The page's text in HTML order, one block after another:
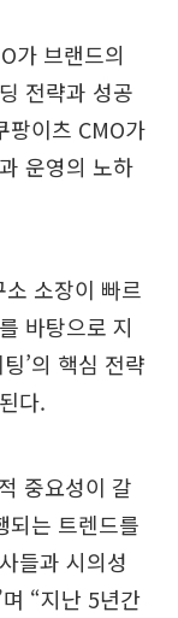
가 브랜드의
전략과 성공
팡이츠 CMO가
운영의 노하
소장이 빠르
바탕으로 지
’의 핵심 전략
다.
중요성이 갈
되는 트렌드를
들과 시의성
“지난 5년간